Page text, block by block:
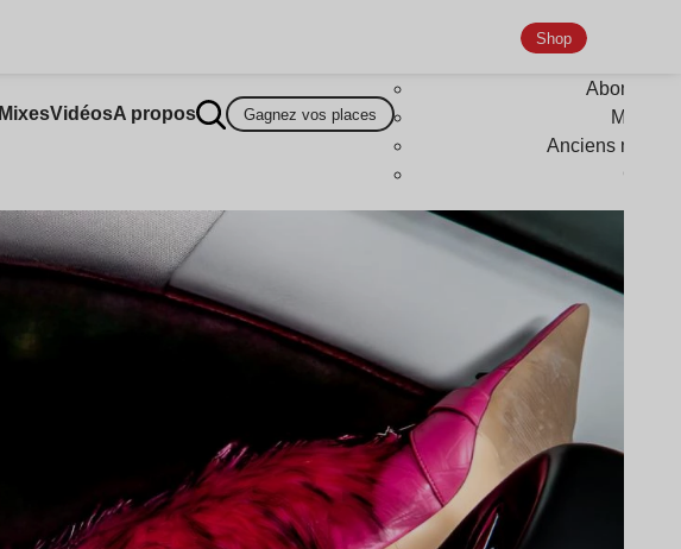
MixesVidéosA propos Gagnez vos places
Shop
Anciens